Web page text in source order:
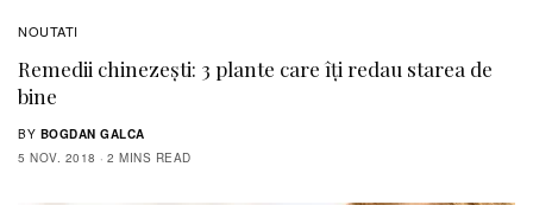
NOUTATI
Remedii chinezești: 3 plante care îți redau starea de
bine
BY BOGDAN GALCA
5 NOV. 2018
2 MINS READ